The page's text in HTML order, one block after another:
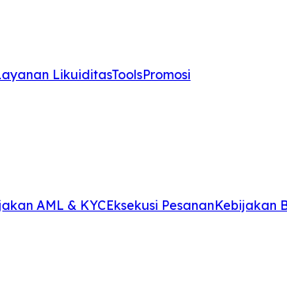
LikuiditasToolsPromosi
AML & KYCEksekusi PesananKebijakan